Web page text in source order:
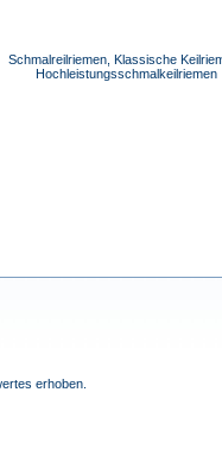
Schmalreilriemen, Klassische
Hochleistungsschmalkeilriemen
erhoben.